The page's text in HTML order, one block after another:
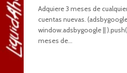
Adquiere 3 meses de
cuentas nuevas.
window.adsbygoogle ||
meses de...